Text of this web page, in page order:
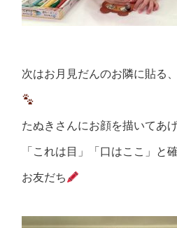
次はお月見だんのお隣に貼る
たぬきさんにお顔を描いてあ
「これは目」「口はここ」と
お友だち